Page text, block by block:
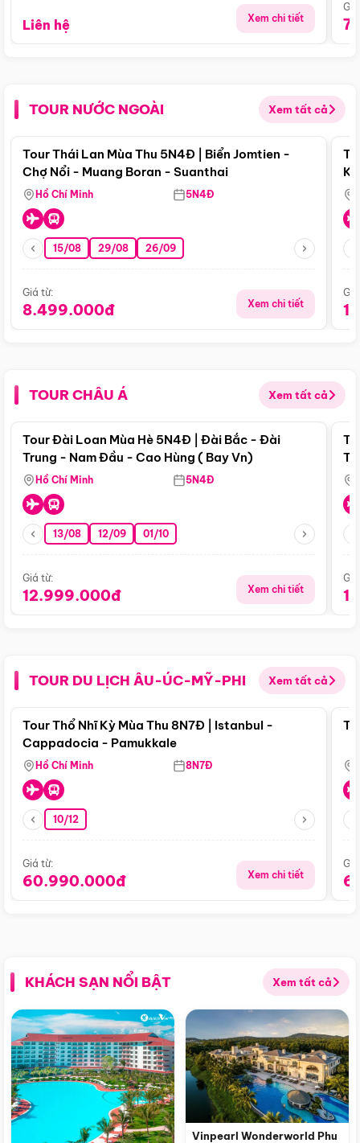
Liên hệ Xem chi tiết
TOUR NƯỚC NGOÀI Xem tất cả
Điểm nổi bật
Tour Thái Lan Mùa Thu 5N4Đ | Biển Jomtien -
Chợ Nổi - Muang Boran - Suanthai
Hồ Chí Minh 5N4Đ
15/08 29/08 26/09
Giá từ:
8.499.000đ Xem chi tiết
TOUR CHÂU Á Xem tất cả
Điểm nổi bật
Tour Đài Loan Mùa Hè 5N4Đ | Đài Bắc - Đài
Trung - Nam Đầu - Cao Hùng ( Bay Vn)
Hồ Chí Minh 5N4Đ
13/08 12/09 01/10
Giá từ:
12.999.000đ Xem chi tiết
TOUR DU LỊCH ÂU-ÚC-MỸ-PHI Xem tất cả
Điểm nổi bật
Tour Thổ Nhĩ Kỳ Mùa Thu 8N7Đ | Istanbul -
Cappadocia - Pamukkale
Hồ Chí Minh 8N7Đ
10/12
Giá từ:
60.990.000đ Xem chi tiết
KHÁCH SẠN NỔI BẬT Xem tất cả
Vinpearl Wonderworld Phu